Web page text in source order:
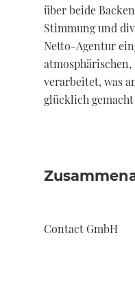
über beide
Stimmung und
Netto-Agentur
verarbeitet, was
glücklich
Contact GmbH